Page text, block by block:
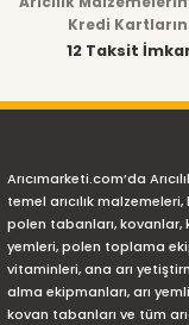
Kredi
12 Taksit
Arıcımarketi.com’da
temel arıcılık
polen tabanları, kovanlar,
yemleri, polen toplama
vitaminleri, ana arı
alma ekipmanları, arı
kovan tabanları ve tüm